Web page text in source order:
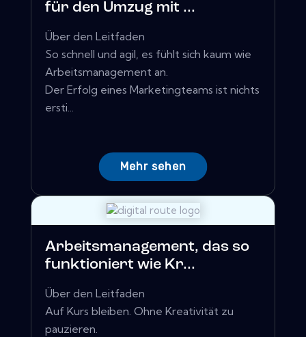
für den Umzug mit ...
Über den Leitfaden
So schnell und agil, es fühlt sich kaum wie
Arbeitsmanagement an.
Der Erfolg eines Marketingteams ist nichts
ersti...
Mehr sehen
Arbeitsmanagement, das so
funktioniert wie Kr...
Über den Leitfaden
Auf Kurs bleiben. Ohne Kreativität zu
pauzieren.